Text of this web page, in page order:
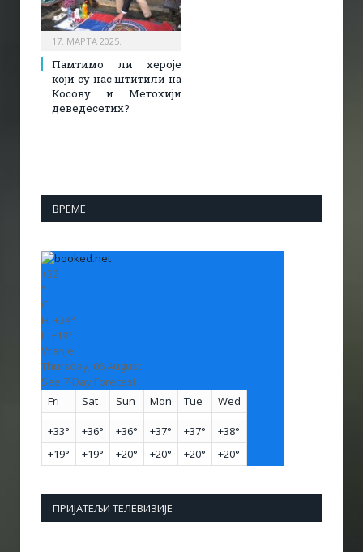
17. МАРТА 2025.
Памтимо ли хероје
који су нас штитили на
Косову и Метохији
деведесетих?
ВРЕМЕ
+32
°
C
H: +34°
L: +19°
Vranje
Thursday, 06 August
See 7-Day Forecast
Fri
Sat Sun Mon Tue Wed
+33° +36° +36° +37° +37° +38°
+19° +19° +20° +20° +20° +20°
ПРИЈАТЕЉИ ТЕЛЕВИЗИЈЕ